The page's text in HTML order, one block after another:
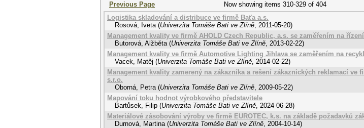
Previous Page Now showing items 310-329 of 404
Logistika skladování a distribuce ve firmě Baťa a.s.
Rosová, Iveta (Univerzita Tomáše Bati ve Zlíně, 2011-05-20)
Management kvality ve firmě AHOLD Czech Republic, a.s. se zaměřením na
Butorová, Alžběta (Univerzita Tomáše Bati ve Zlíně, 2013-02-22)
Management kvality ve firmě Automotive Lighting Jihlava se zaměřením na
Vacek, Matěj (Univerzita Tomáše Bati ve Zlíně, 2014-02-22)
Management kvality zamerený na zákazníka a rešení zákaznických reklamací ve
s.r.o.
Oborná, Petra (Univerzita Tomáše Bati ve Zlíně, 2009-05-22)
Mapování toku hodnot výrobkového představitele
Bartůsek, Filip (Univerzita Tomáše Bati ve Zlíně, 2024-06-28)
Materiálové zásobování výroby ve firmě EUROTEC, k.s. na základě požadavků
Durnová, Martina (Univerzita Tomáše Bati ve Zlíně, 2004-10-14)